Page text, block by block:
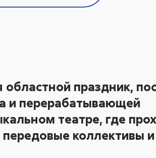
областной праздник,
и перерабатывающей
театре, где
коллективы